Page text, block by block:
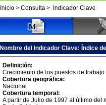
Inicio > Consulta > Indicador Clave
Nombre del Indicador Clave: Índice
Definición:
Crecimiento de los puestos de
Cobertura geográfica:
Nacional
Cobertura temporal:
A partir de Julio de 1997 al último del